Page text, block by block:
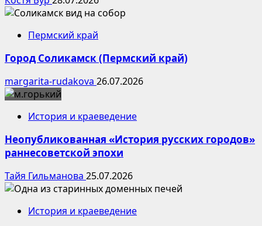
Пермский край
Город Соликамск (Пермский край)
margarita-rudakova 26.07.2026
История и краеведение
Неопубликованная «История русских городов»
раннесоветской эпохи
Тайя Гильманова 25.07.2026
История и краеведение